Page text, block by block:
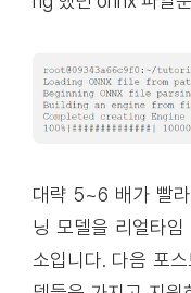
대략 5~6 배가 빨
닝 모델을 리얼타
소입니다. 다음 포